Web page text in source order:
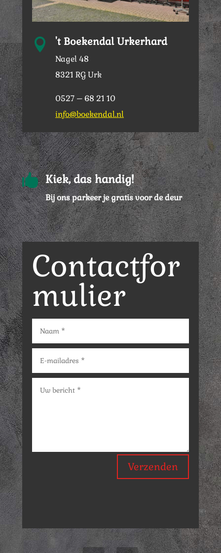
 't Boekendal Urkerhard
Nagel 48
8321 RG Urk
0527 – 68 21 10
info@boekendal.nl
 Kiek, das handig!
Bij ons parkeer je gratis voor de deur
Contactfor
mulier
Verzenden